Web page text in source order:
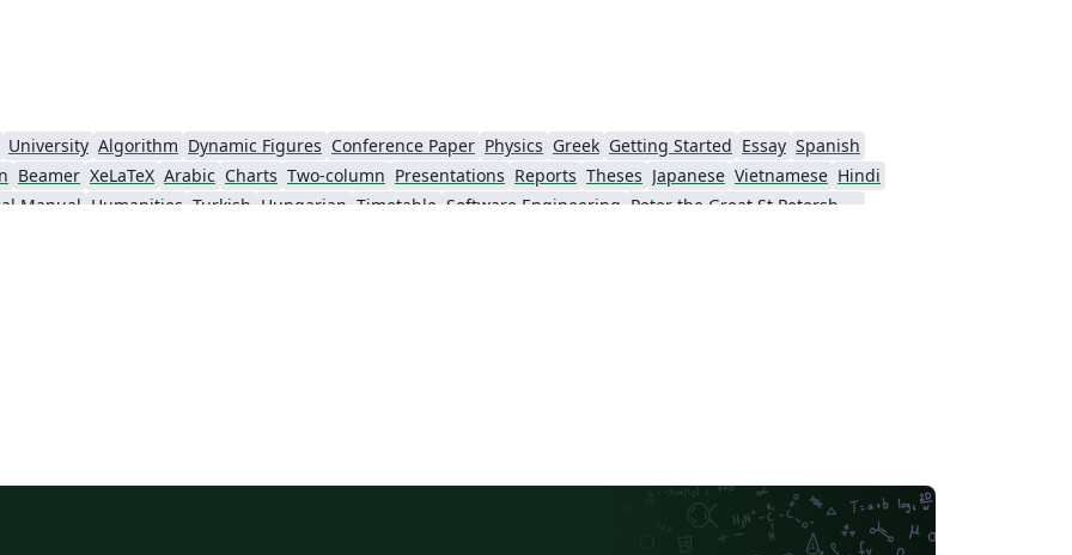
University Algorithm Dynamic Figures Conference Paper Physics Greek Getting Started Essay Spanish
Beamer XeLaTeX Arabic Charts Two-column Presentations Reports Theses Japanese Vietnamese Hindi
Manual Humanities Turkish Hungarian Timetable Software Engineering
Peter the Great St.Petersburg Polytechnic University